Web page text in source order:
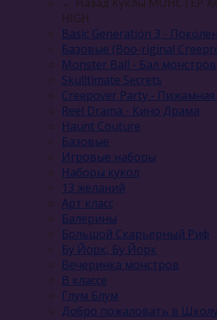
HIGH
Basic Generation 3 -
Базовые (Boo-riginal
Monster Ball - Бал монстров
Skulltimate Secrets
Creepover Party -
Reel Drama - Кино Драма
Haunt Couture
Базовые
Игровые наборы
Наборы кукол
13 желаний
Арт класс
Балерины
Большой Скарьерный Риф
Бу Йорк, Бу Йорк
Вечеринка монстров
В классе
Глум Блум
Добро пожаловать в